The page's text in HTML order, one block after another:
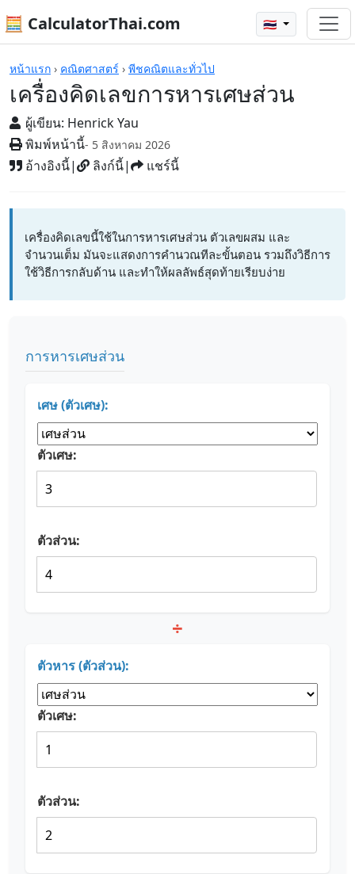
🧮 CalculatorThai.com 🇹🇭
หน้าแรก › คณิตศาสตร์ › พีชคณิตและทั่วไป
เครื่องคิดเลขการหารเศษส่วน
ผู้เขียน: Henrick Yau
พิมพ์หน้านี้- 5 สิงหาคม 2026
อ้างอิงนี้| ลิงก์นี้| แชร์นี้
เครื่องคิดเลข
เครื่องคิดเลขนี้ใช้ในการหารเศษส่วน ตัวเลขผสม และ
จำนวนเต็ม มันจะแสดงการคำนวณทีละขั้นตอน รวมถึงวิธีการ
ใช้วิธีการกลับด้าน และทำให้ผลลัพธ์สุดท้ายเรียบง่าย
การหารเศษส่วน
เศษ (ตัวเศษ):
ตัวเศษ:
ตัวส่วน:
÷
ตัวหาร (ตัวส่วน):
ตัวเศษ:
ตัวส่วน: